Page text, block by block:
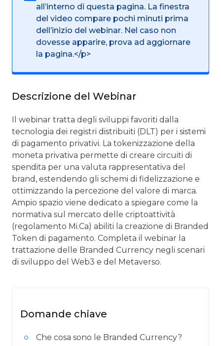
all’interno di questa pagina. La finestra
del video compare pochi minuti prima
dell’inizio del webinar. Nel caso non
dovesse apparire, prova ad aggiornare
la pagina.</p>
Descrizione del Webinar
Il webinar tratta degli sviluppi favoriti dalla
tecnologia dei registri distribuiti (DLT) per i sistemi
di pagamento privativi. La tokenizzazione della
moneta privativa permette di creare circuiti di
spendita per una valuta rappresentativa del
brand, estendendo gli schemi di fidelizzazione e
ottimizzando la percezione del valore di marca.
Ampio spazio viene dedicato a spiegare come la
normativa sul mercato delle criptoattività
(regolamento Mi.Ca) abiliti la creazione di Branded
Token di pagamento. Completa il webinar la
trattazione delle Branded Currency negli scenari
di sviluppo del Web3 e del Metaverso.
Domande chiave
Che cosa sono le Branded Currency?